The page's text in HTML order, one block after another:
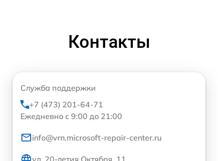
Контакты
Служба поддержки
+7 (473) 201-64-71
Ежедневно с 9:00 до 21:00
info@vrn.microsoft-repair-center.ru
ул. 20-летия Октября, 11